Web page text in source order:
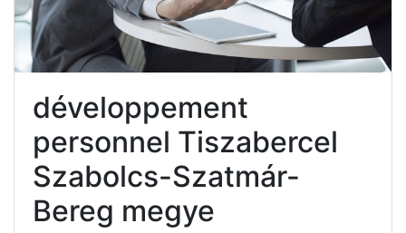
développement
personnel Tiszabercel
Szabolcs-Szatmár-
Bereg megye